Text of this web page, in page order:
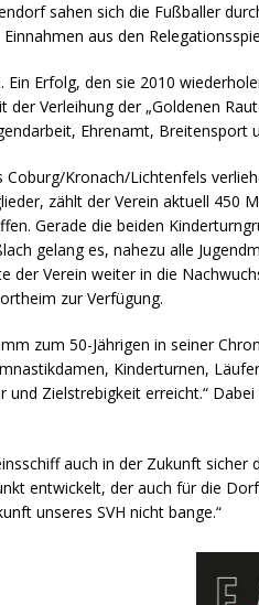
sahen sich die Fußballer
aus den
Erfolg, den sie 2010
Verleihung der „Goldenen
Ehrenamt, Breitensport
Kronach/Lichtenfels
zählt der Verein aktuell 450
Gerade die beiden
gelang es, nahezu alle
Verein weiter in die
zur Verfügung.
zum 50-Jährigen in seiner
Kinderturnen,
Zielstrebigkeit erreicht.“
auch in der Zukunft sicher
entwickelt, der auch für die
unseres SVH nicht bange.“